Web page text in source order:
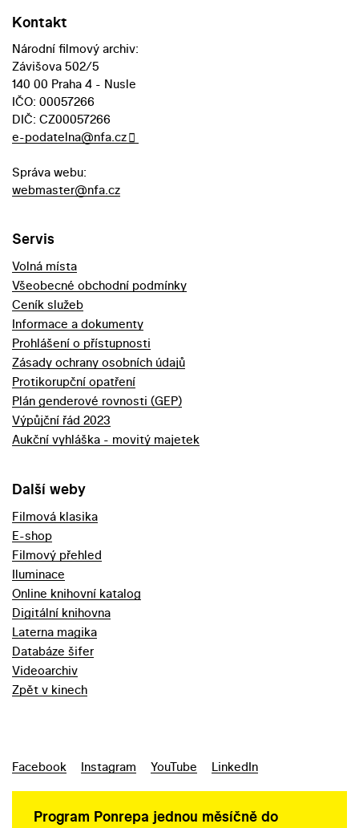
Kontakt
Národní filmový archiv:
Závišova 502/5
140 00 Praha 4 - Nusle
IČO: 00057266
DIČ: CZ00057266
e-podatelna@nfa.cz
Správa webu:
webmaster@nfa.cz
Servis
Volná místa
Všeobecné obchodní podmínky
Ceník služeb
Informace a dokumenty
Prohlášení o přístupnosti
Zásady ochrany osobních údajů
Protikorupční opatření
Plán genderové rovnosti (GEP)
Výpůjční řád 2023
Aukční vyhláška - movitý majetek
Další weby
Filmová klasika
E-shop
Filmový přehled
Iluminace
Online knihovní katalog
Digitální knihovna
Laterna magika
Databáze šifer
Videoarchiv
Zpět v kinech
Facebook Instagram YouTube LinkedIn
Program Ponrepa jednou měsíčně do